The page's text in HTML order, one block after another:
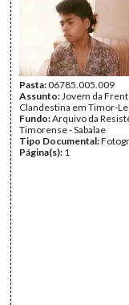
Pasta:06785.005.009
Assunto:Jovem da
Clandestina em Timor-
Fundo:Arquivo da
Timorense - Sabalae
Tipo Documental:
Página(s): 1